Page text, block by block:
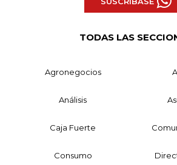
TODAS LAS
Agronegocios
Análisis
Caja Fuerte
Consumo